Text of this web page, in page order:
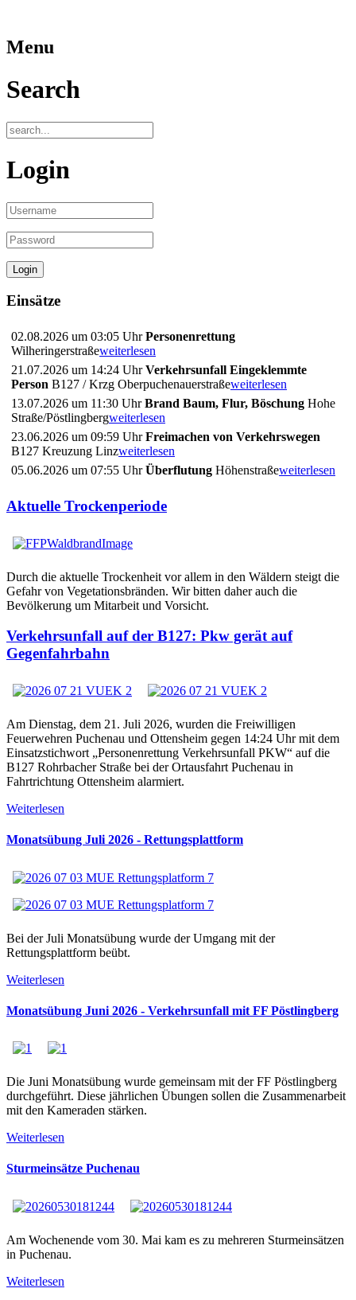
Menu
Search
Login
Einsätze
02.08.2026 um 03:05 UhrPersonenrettung
Wilheringerstraßeweiterlesen
21.07.2026 um 14:24 UhrVerkehrsunfall Eingeklemmte
Person B127 / Krzg Oberpuchenauerstraßeweiterlesen
13.07.2026 um 11:30 UhrBrand Baum, Flur, Böschung Hohe
Straße/Pöstlingbergweiterlesen
23.06.2026 um 09:59 UhrFreimachen von Verkehrswegen
B127 Kreuzung Linzweiterlesen
05.06.2026 um 07:55 UhrÜberflutung Höhenstraßeweiterlesen
Aktuelle Trockenperiode
Durch die aktuelle Trockenheit vor allem in den Wäldern steigt die
Gefahr von Vegetationsbränden. Wir bitten daher auch die
Bevölkerung um Mitarbeit und Vorsicht.
Verkehrsunfall auf der B127: Pkw gerät auf
Gegenfahrbahn
Am Dienstag, dem 21. Juli 2026, wurden die Freiwilligen
Feuerwehren Puchenau und Ottensheim gegen 14:24 Uhr mit dem
Einsatzstichwort „Personenrettung Verkehrsunfall PKW“ auf die
B127 Rohrbacher Straße bei der Ortausfahrt Puchenau in
Fahrtrichtung Ottensheim alarmiert.
Weiterlesen
Monatsübung Juli 2026 - Rettungsplattform
Bei der Juli Monatsübung wurde der Umgang mit der
Rettungsplattform beübt.
Weiterlesen
Monatsübung Juni 2026 - Verkehrsunfall mit FF Pöstlingberg
Die Juni Monatsübung wurde gemeinsam mit der FF Pöstlingberg
durchgeführt. Diese jährlichen Übungen sollen die Zusammenarbeit
mit den Kameraden stärken.
Weiterlesen
Sturmeinsätze Puchenau
Am Wochenende vom 30. Mai kam es zu mehreren Sturmeinsätzen
in Puchenau.
Weiterlesen